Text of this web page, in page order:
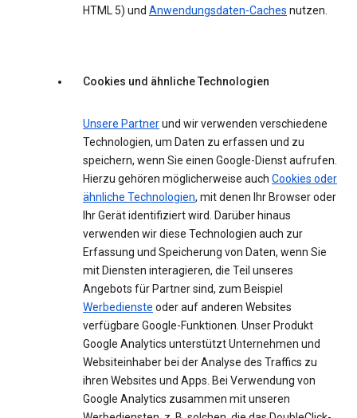
HTML 5) und Anwendungsdaten-Caches nutzen.
Cookies und ähnliche Technologien
Unsere Partnerund wir verwenden verschiedene
Technologien, um Daten zu erfassen und zu
speichern, wenn Sie einen Google-Dienst aufrufen.
Hierzu gehören möglicherweise auch Cookies oder
ähnliche Technologien, mit denen Ihr Browser oder
Ihr Gerät identifiziert wird. Darüber hinaus
verwenden wir diese Technologien auch zur
Erfassung und Speicherung von Daten, wenn Sie
mit Diensten interagieren, die Teil unseres
Angebots für Partner sind, zum Beispiel
Werbedienste oder auf anderen Websites
verfügbare Google-Funktionen. Unser Produkt
Google Analytics unterstützt Unternehmen und
Websiteinhaber bei der Analyse des Traffics zu
ihren Websites und Apps. Bei Verwendung von
Google Analytics zusammen mit unseren